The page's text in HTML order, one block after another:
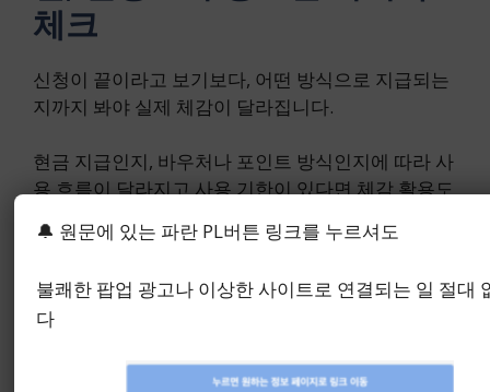
체크
신청이 끝이라고 보기보다, 어떤 방식으로 지급되는
지까지 봐야 실제 체감이 달라집니다.
현금 지급인지, 바우처나 포인트 방식인지에 따라 사
용 흐름이 달라지고 사용 기한이 있다면 체감 활용도
인 바로가기 & 신청 흐름 알아
🔔 원문에 있는 파란 PL버튼 링크를 누르셔도
불쾌한 팝업 광고나 이상한 사이트로 연결되는 일 절대
다